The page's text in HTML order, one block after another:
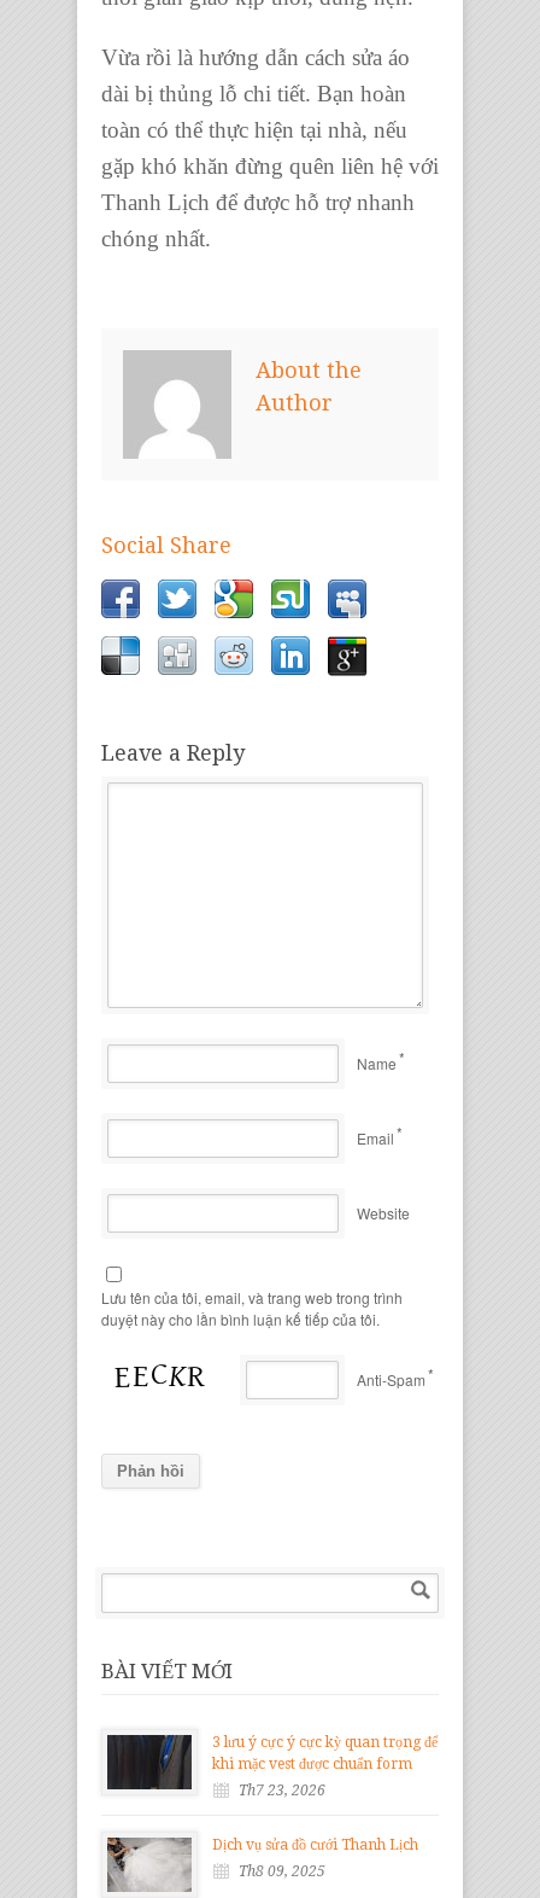
Vừa rồi là hướng dẫn cách sửa áo
dài bị thủng lỗ chi tiết. Bạn hoàn
toàn có thể thực hiện tại nhà, nếu
gặp khó khăn đừng quên liên hệ với
Thanh Lịch để được hỗ trợ nhanh
chóng nhất.
About the
Author
Social Share
Leave a Reply
Name*
Email*
Website
Lưu tên của tôi, email, và trang web trong trình
duyệt này cho lần bình luận kế tiếp của tôi.
Anti-Spam*
BÀI VIẾT MỚI
3 lưu ý cực ý cực kỳ quan trọng để
khi mặc vest được chuẩn form
Th7 23, 2026
Dịch vụ sửa đồ cưới Thanh Lịch
Th8 09, 2025